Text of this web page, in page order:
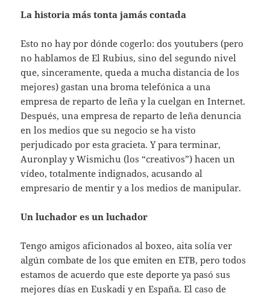
La historia más tonta jamás contada
Esto no hay por dónde cogerlo: dos youtubers (pero
no hablamos de El Rubius, sino del segundo nivel
que, sinceramente, queda a mucha distancia de los
mejores) gastan una broma telefónica a una
empresa de reparto de leña y la cuelgan en Internet.
Después, una empresa de reparto de leña denuncia
en los medios que su negocio se ha visto
perjudicado por esta gracieta. Y para terminar,
Auronplay y Wismichu (los “creativos”) hacen un
vídeo, totalmente indignados, acusando al
empresario de mentir y a los medios de manipular.
Un luchador es un luchador
Tengo amigos aficionados al boxeo, aita solía ver
algún combate de los que emiten en ETB, pero todos
estamos de acuerdo que este deporte ya pasó sus
mejores días en Euskadi y en España. El caso de